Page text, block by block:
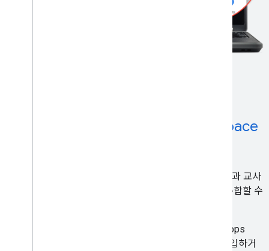
원활한 환경을 위해 Google Workspace
학습 환경을 위해 앱을 빌드하는 개발자는 전 세계 학생과 교사
가 가장 많이 사용하는 Google for Education 제품과 통합할 수
원활한 로그인을 위해 Google 로그인을 사용하거나, Apps
Script를 사용하여 애플리케이션을 Google Docs에 삽입하거